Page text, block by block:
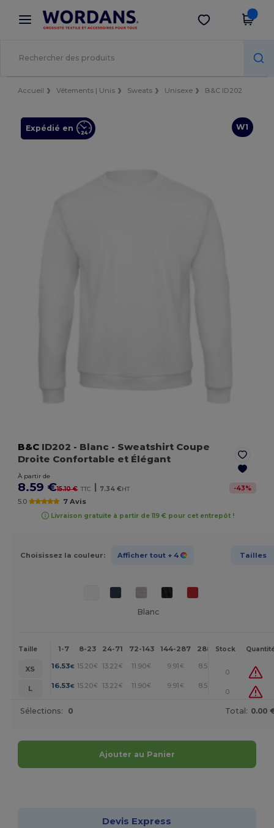
× Appli Wordans
Meilleurs prix sur l’app !
Obtenir l'appli
Accueil Vêtements | Unis Sweats Unisexe B&C ID202
W1
Expédié en
B&C ID202 - Blanc - Sweatshirt Coupe
Droite Confortable et Élégant
À partir de
8.59 €15.10 € TTC | 7.34 €HT -43%
5.0 7 Avis
Livraison gratuite à partir de 119 € pour cet entrepôt !
Choisissez la couleur: Afficher tout + 4 Tailles
Blanc
Taille 1-7 8-23 24-71 72-143 144-287 288 + Plus
Stock
XS 16.53€ 15.20€ 13.22€ 11.90€ 9.91€ 8.59 +
0
L
16.53€ 15.20€ 13.22€ 11.90€ 9.91€ 8.59 +
0
Sélections: 0 Total: 0.00
Ajouter au Panier
Devis Express